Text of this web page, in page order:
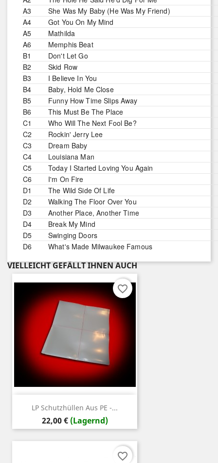
A3
She Was My Baby (He Was My Friend)
A4
Got You On My Mind
A5
Mathilda
A6
Memphis Beat
B1
Don't Let Go
B2
Skid Row
B3
I Believe In You
B4
Baby, Hold Me Close
B5
Funny How Time Slips Away
B6
This Must Be The Place
C1
Who Will The Next Fool Be?
C2
Rockin' Jerry Lee
C3
Dream Baby
C4
Louisiana Man
C5
Today I Started Loving You Again
C6
I'm On Fire
D1
The Wild Side Of Life
D2
Walking The Floor Over You
D3
Another Place, Another Time
D4
Break My Mind
D5
Swinging Doors
D6
What's Made Milwaukee Famous
VIELLEICHT GEFÄLLT IHNEN AUCH
LP Schutzhüllen Aus PE -...
Preis
22,00 € (Lagernd)
favorite_border
favorite_border